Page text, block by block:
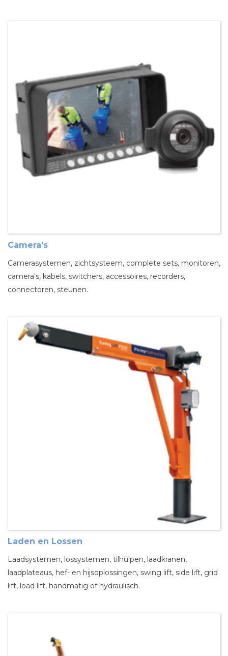
Camera's
Camerasystemen, zichtsysteem, complete sets, monitoren,
camera's, kabels, switchers, accessoires, recorders,
connectoren, steunen.
Laden en Lossen
Laadsystemen, lossystemen, tilhulpen, laadkranen,
laadplateaus, hef- en hijsoplossingen, swing lift, side lift, grid
lift, load lift, handmatig of hydraulisch.